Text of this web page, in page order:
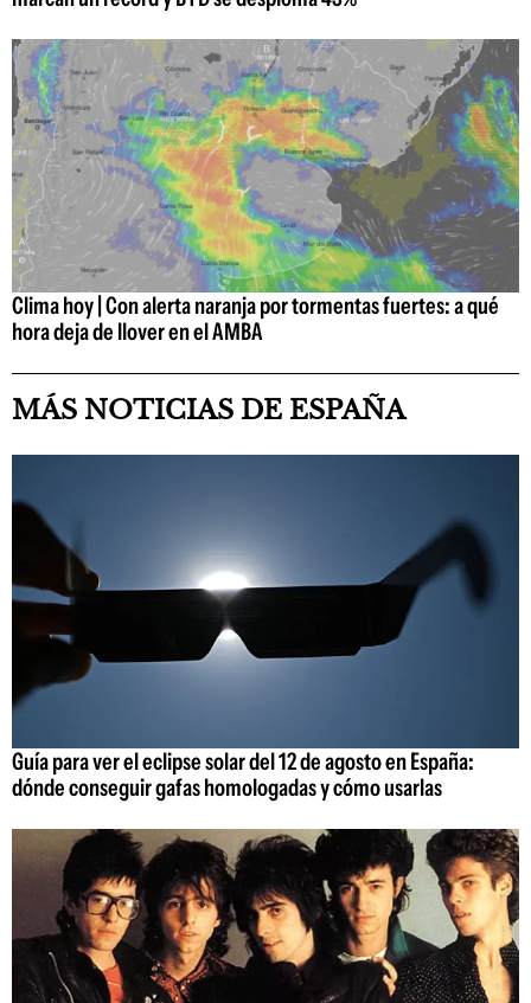
Clima hoy | Con alerta naranja por tormentas fuertes: a qué
hora deja de llover en el AMBA
MÁS NOTICIAS DE ESPAÑA
Guía para ver el eclipse solar del 12 de agosto en España:
dónde conseguir gafas homologadas y cómo usarlas